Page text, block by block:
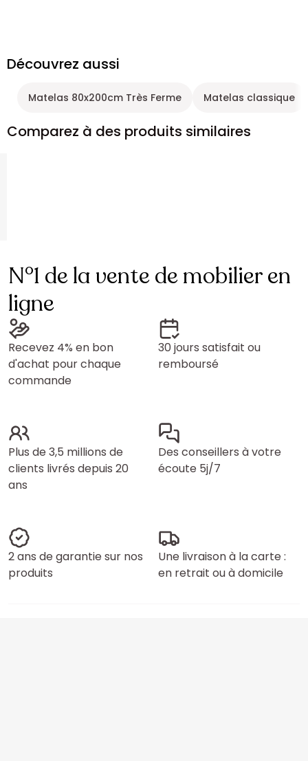
Découvrez aussi
Matelas 80x200cm Très Ferme Matelas classique
Comparez à des produits similaires
N°1 de la vente de mobilier en
ligne
Recevez 4% en bon
d'achat pour chaque
commande
30 jours satisfait ou
remboursé
Plus de 3,5 millions de
clients livrés depuis 20
ans
Des conseillers à votre
écoute 5j/7
2 ans de garantie sur nos
produits
Une livraison à la carte :
en retrait ou à domicile